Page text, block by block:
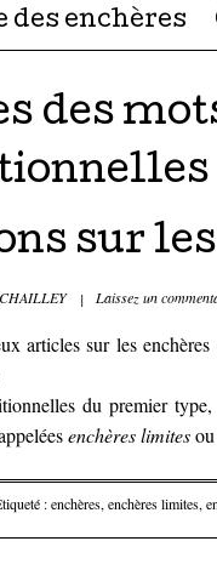
enchères
des
sur
| Laissez un
articles sur les
du premier
enchères limitesou
:enchères, enchères limites,